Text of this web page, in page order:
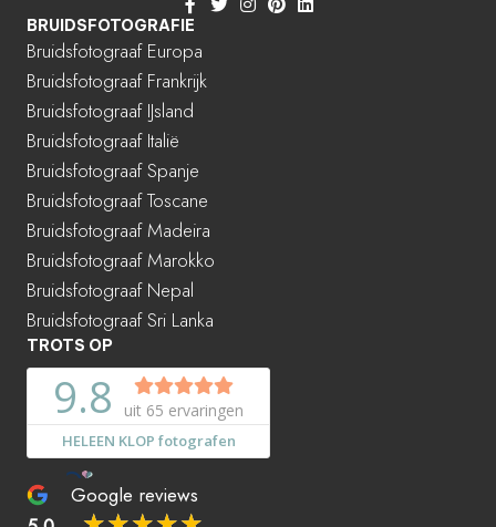
BRUIDSFOTOGRAFIE
Bruidsfotograaf Europa
Bruidsfotograaf Frankrijk
Bruidsfotograaf IJsland
Bruidsfotograaf Italië
Bruidsfotograaf Spanje
Bruidsfotograaf Toscane
Bruidsfotograaf Madeira
Bruidsfotograaf Marokko
Bruidsfotograaf Nepal
Bruidsfotograaf Sri Lanka
TROTS OP
Google reviews